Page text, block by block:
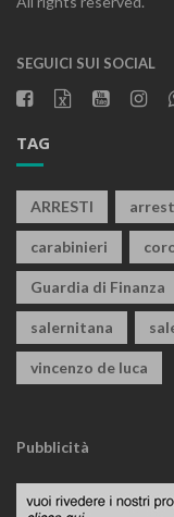
SEGUICI SUI SOCIAL
TAG
ARRESTI
carabinieri
Guardia di Finanza
salernitana
vincenzo de luca
Pubblicità